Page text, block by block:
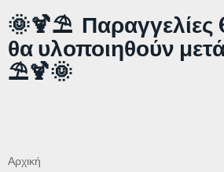
🌞🍹⛱️
θα υλοποιηθούν
⛱️🍹🌞
Αρχική